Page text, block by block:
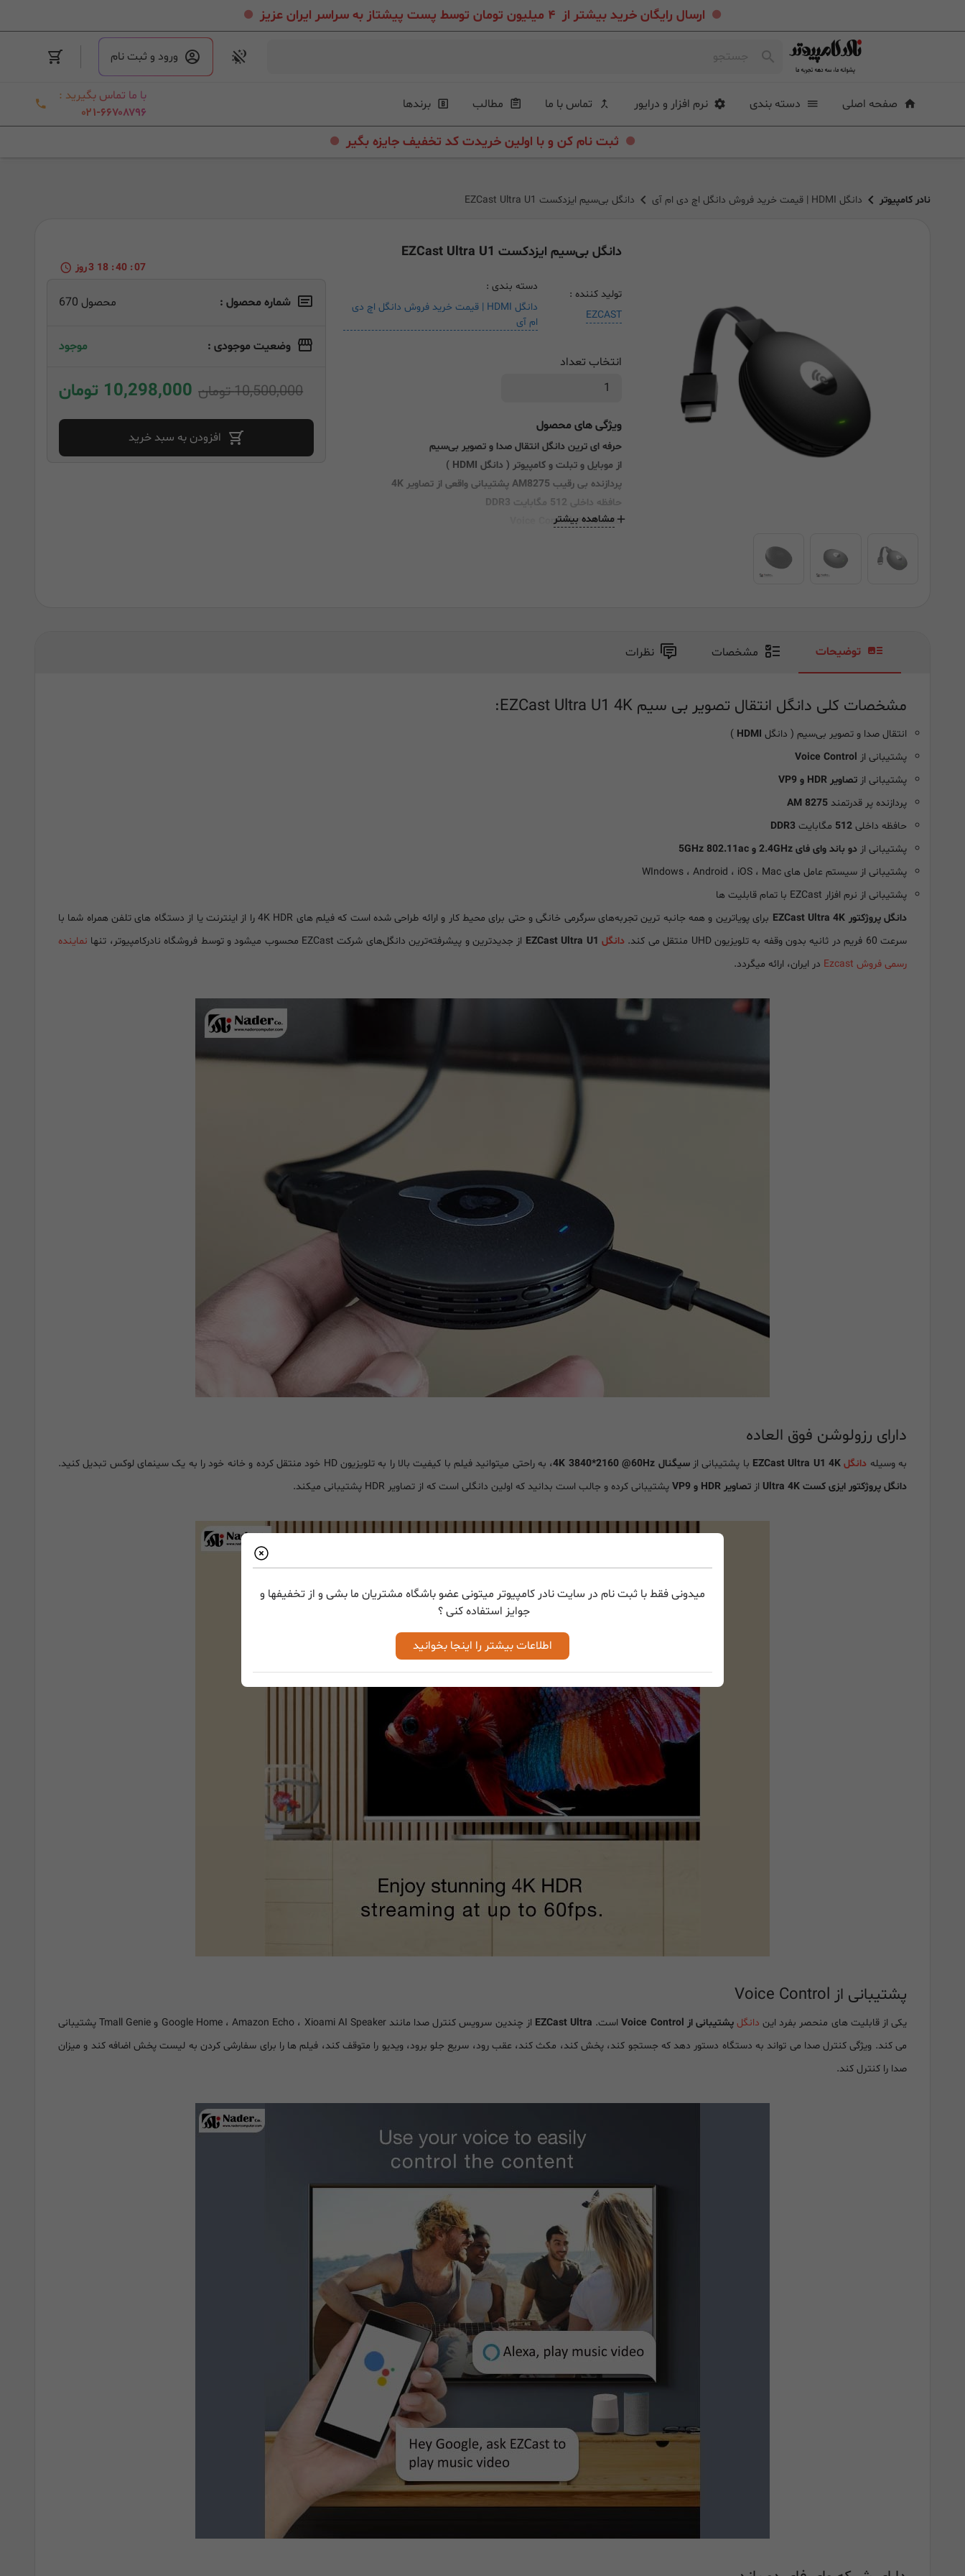
میدونی فقط با ثبت نام در سایت نادر کامپیوتر میتونی عضو باشگاه مشتریان ما بشی و از تخفیفها و
جوایز استفاده کنی ؟
اطلاعات بیشتر را اینجا بخوانید
ارسال رایگان خرید بیشتر از ۴ میلیون تومان توسط پست پیشتاز به سراسر ایران عزیز
ورود و ثبت نام
صفحه اصلی دسته بندی نرم افزار و درایور تماس با ما مطالب برندها
با ما تماس بگیرید :
۰۲۱-۶۶۷۰۸۷۹۶
. ثبت نام کن و با اولین خریدت کد تخفیف جایزه بگیر .
نادر کامپیوتر دانگل HDMI | قیمت خرید فروش دانگل اچ دی ام آی دانگل بی‌سیم ایزدکست EZCast Ultra U1
دانگل بی‌سیم ایزدکست EZCast Ultra U1
06
:
40
:
18
3روز
تولید کننده :
EZCAST
دسته بندی :
دانگل HDMI | قیمت خرید فروش دانگل اچ دی
ام آی
انتخاب تعداد
ویژگی های محصول
حرفه ای ترین دانگل انتقال صدا و تصویر بی‌سیم
از موبایل و تبلت و کامپیوتر ( دانگل HDMI
)
پردازنده بی رقیب AM8275 پشتیبانی واقعی از تصاویر 4K
حافظه داخلی 512 مگابایت DDR3
پشتیبانی از Voice Control
مشاهده بیشتر
شماره محصول : محصول 670
وضعیت موجودی : موجود
10,500,000 تومان 10,298,000 تومان
افزودن به سبد خرید
توضیحات مشخصات نظرات
مشخصات کلی دانگل انتقال تصویر بی سیم EZCast Ultra U1 4K:
انتقال صدا و تصویر بی‌سیم ( دانگل HDMI
)
پشتیبانی از Voice Control
پشتیبانی از تصاویر HDR و VP9
پردازنده پر قدرتمند AM 8275
حافظه داخلی 512 مگابایت DDR3
پشتیبانی از دو باند وای فای 2.4GHz و 5GHz 802.11ac
پشتیبانی از سیستم عامل های WIndows ، Android ، iOS ، Mac
پشتیبانی از نرم افزار EZCast با تمام قابلیت ها
دانگل پروژکتور EZCast Ultra 4K
برای پویاترین و همه جانبه ترین تجربه‌های سرگرمی خانگی و حتی برای محیط کار و ارائه طراحی شده است که فیلم های 4K HDR را از اینترنت یا از دستگاه های تلفن همراه شما با
سرعت 60 فریم در ثانیه بدون وقفه به تلویزیون UHD منتقل می کند.
دانگل از جدیدترین و پیشرفته‌ترین دانگل‌های شرکت EZCast محسوب میشود و توسط فروشگاه نادرکامپیوتر، تنها
نماینده
رسمی فروش Ezcast
در ایران، ارائه میگردد.
دارای رزولوشن فوق العاده
به وسیله دانگلEZCast Ultra U1 4K با پشتیبانی ازسیگنال 4K 3840*2160 @60Hz
، به راحتی میتوانید فیلم با کیفیت بالا را به تلویزیون HD خود منتقل کرده و خانه خود را به یک سینمای لوکس تبدیل کنید.
دانگل پروژکتور ایزی کست Ultra 4K
از تصاویر HDR و VP9 پشتیبانی کرده و جالب است بدانید که اولین دانگلی است که از تصاویر HDR پشتیبانی میکند.
پشتیبانی از Voice Control
یکی از قابلیت های منحصر بفرد این دانگل پشتیبانی از Voice Control است. EZCast Ultra
از چندین سرویس کنترل صدا مانند Google Home ، Amazon Echo ، Xioami AI Speaker و Tmall Genie پشتیبانی
می کند. ویژگی کنترل صدا می تواند به دستگاه دستور دهد که جستجو کند، پخش کند، مکث کند، عقب رود، سریع جلو برود، ویدیو را متوقف کند، فیلم ها را برای سفارشی کردن به لیست پخش اضافه کند و میزان
صدا را کنترل کند.